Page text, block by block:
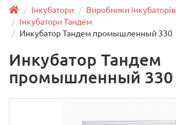
Інкубатори
Виробники інкубаторів
Інкубатори Тандем
Инкубатор Тандем промышленный 330
Инкубатор Тандем
промышленный 330